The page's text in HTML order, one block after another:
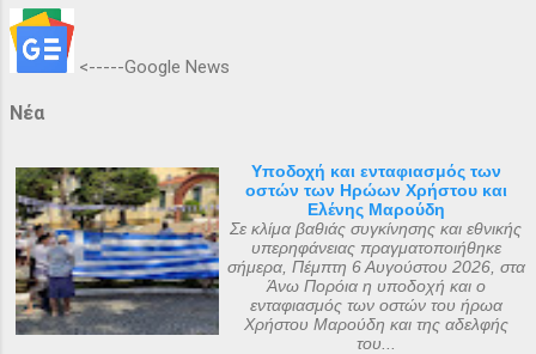
<-----Google News
Νέα
Υποδοχή και ενταφιασμός των
οστών των Ηρώων Χρήστου και
Ελένης Μαρούδη
Σε κλίμα βαθιάς συγκίνησης και εθνικής
υπερηφάνειας πραγματοποιήθηκε
σήμερα, Πέμπτη 6 Αυγούστου 2026, στα
Άνω Πορόια η υποδοχή και ο
ενταφιασμός των οστών του ήρωα
Χρήστου Μαρούδη και της αδελφής
του...